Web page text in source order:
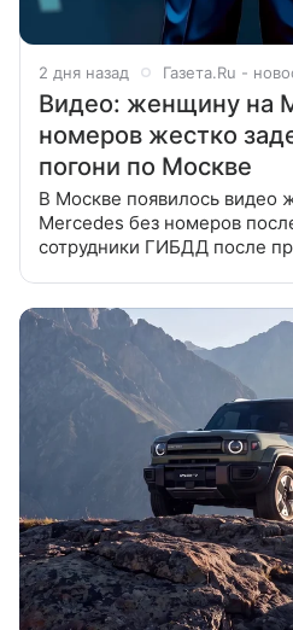
2 дня назад Газета.Ru -
Видео: женщину на
номеров жестко
погони по Москве
В Москве появилось видео
Mercedes без номеров
сотрудники ГИБДД после